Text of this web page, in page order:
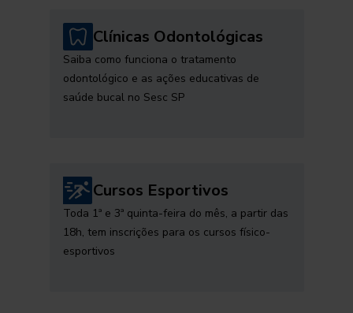
Clínicas Odontológicas
Saiba como funciona o tratamento
odontológico e as ações educativas de
saúde bucal no Sesc SP
Cursos Esportivos
Toda 1ª e 3ª quinta-feira do mês, a partir das
18h, tem inscrições para os cursos físico-
esportivos